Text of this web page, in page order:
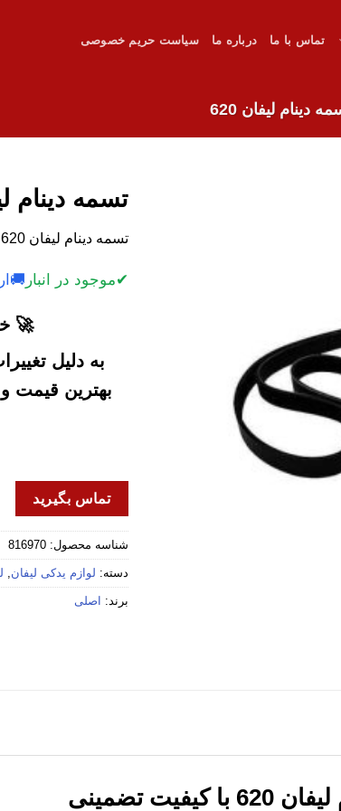
تماس با ما درباره ما سیاست حریم خصوصی
دینام لیفان 620
تسمه دینام
تسمه دینام لیفان 620 با کیفیت عالی و قیمت مناسب.
✔موجود در انبار 🚚
🚀
به دلیل
بهترین قیمت
تماس بگیرید
شناسه محصول: 816970
دسته: لوازم یدکی لیفان
برند: اصلی
تضمینی